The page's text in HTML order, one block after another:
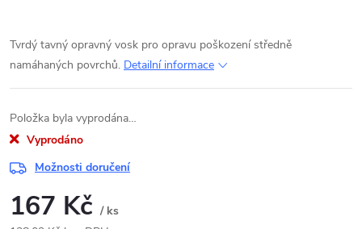
Tvrdý tavný opravný vosk pro opravu poškození středně
namáhaných povrchů. Detailní informace
Položka byla vyprodána…
Vyprodáno
Možnosti doručení
167 Kč / ks